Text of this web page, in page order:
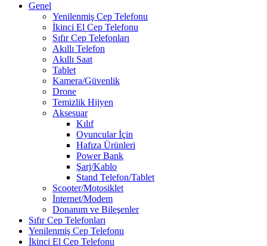
Genel
Yenilenmiş Cep Telefonu
İkinci El Cep Telefonu
Sıfır Cep Telefonları
Akıllı Telefon
Akıllı Saat
Tablet
Kamera/Güvenlik
Drone
Temizlik Hijyen
Aksesuar
Kılıf
Oyuncular İçin
Hafıza Ürünleri
Power Bank
Şarj/Kablo
Stand Telefon/Tablet
Scooter/Motosiklet
İnternet/Modem
Donanım ve Bileşenler
Sıfır Cep Telefonları
Yenilenmiş Cep Telefonu
İkinci El Cep Telefonu